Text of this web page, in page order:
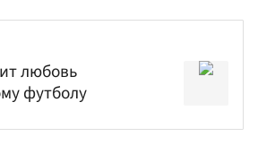
любовь
футболу